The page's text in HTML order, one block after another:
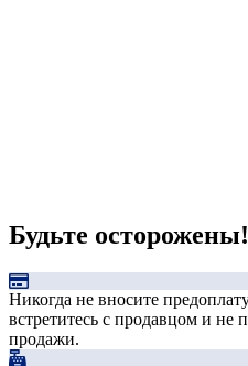
Будьте осторожены!
Никогда не вносите
встретитесь с продавцом и не
продажи.